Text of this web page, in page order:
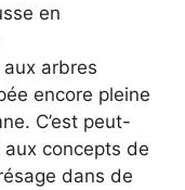
en
arbres
encore pleine
C’est peut-
concepts de
dans de